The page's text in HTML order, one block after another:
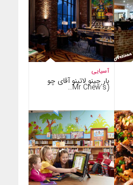
آسیایی
بار چینو لاتینو آقای چو
(Mr Chew’s…